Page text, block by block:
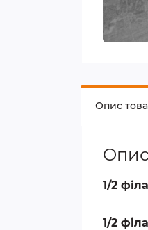
Опис
1/2
1/2